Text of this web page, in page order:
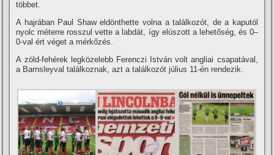
többet.
A hajrában Paul Shaw eldönthette volna a találkozót, de a kaputól
nyolc méterre rosszul vette a labdát, í­gy elúszott a lehetőség, és 0–
0-val ért véget a mérkőzés.
A zöld-fehérek legközelebb Ferenczi István volt angliai csapatával,
a Barnsleyval találkoznak, azt a találkozót július 11-én rendezik.